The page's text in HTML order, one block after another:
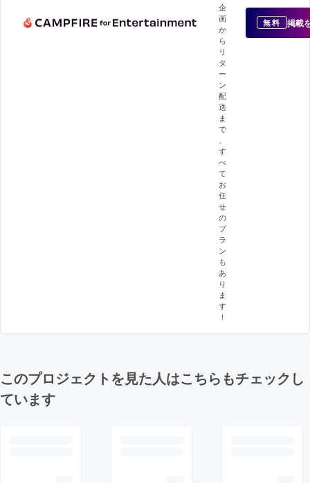
企
画
か
ら
リ
タ
ー
ン
配
送
ま
で
す
べ
て
お
任
せ
の
プ
ラ
ン
も
あ
り
ま
す
！
無料 掲載
このプロジェクトを見た人はこちらもチェックし
ています